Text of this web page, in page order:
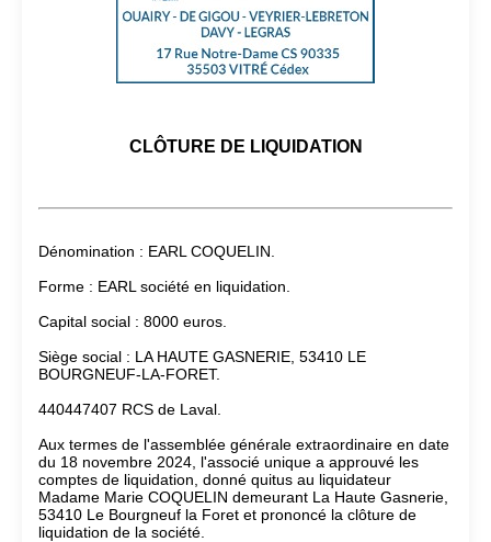
CLÔTURE DE LIQUIDATION
Dénomination : EARL COQUELIN.
Forme : EARL société en liquidation.
Capital social : 8000 euros.
Siège social : LA HAUTE GASNERIE, 53410 LE
BOURGNEUF-LA-FORET.
440447407 RCS de Laval.
Aux termes de l'assemblée générale extraordinaire en date
du 18 novembre 2024, l'associé unique a approuvé les
comptes de liquidation, donné quitus au liquidateur
Madame Marie COQUELIN demeurant La Haute Gasnerie,
53410 Le Bourgneuf la Foret et prononcé la clôture de
liquidation de la société.